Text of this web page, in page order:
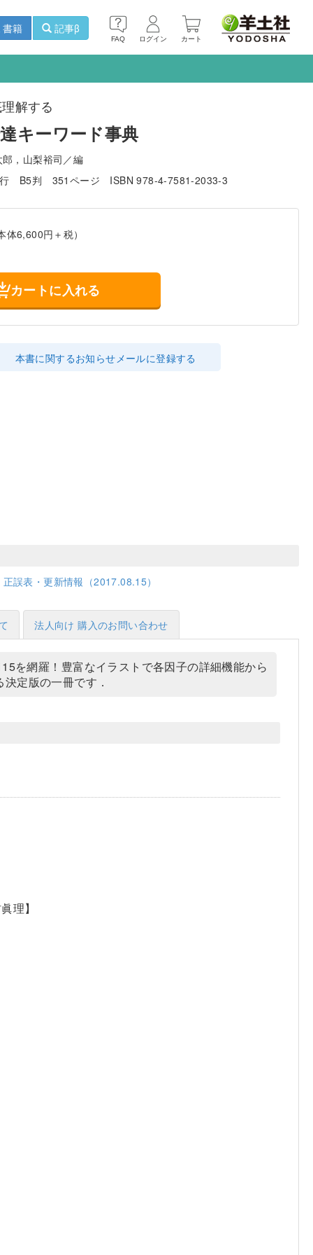
FAQ ログイン カート
書籍 記事β
解する
キーワード事典
，山梨裕司／編
B5判 351ページ ISBN 978-4-7581-2033-3
体6,600円＋税）
カートに入れる
本書に関するお知らせメールに登録する
正誤表・更新情報（2017.08.15）
法人向け 購入のお問い合わせ
を網羅！豊富なイラストで各因子の詳細機能から
定版の一冊です．
理】